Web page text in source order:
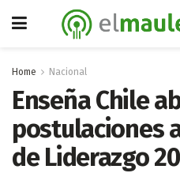
Home Nacional
Enseña Chile
postulaciones
de Liderazgo